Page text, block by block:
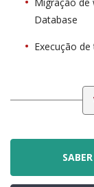
Migração de
Database
Execução